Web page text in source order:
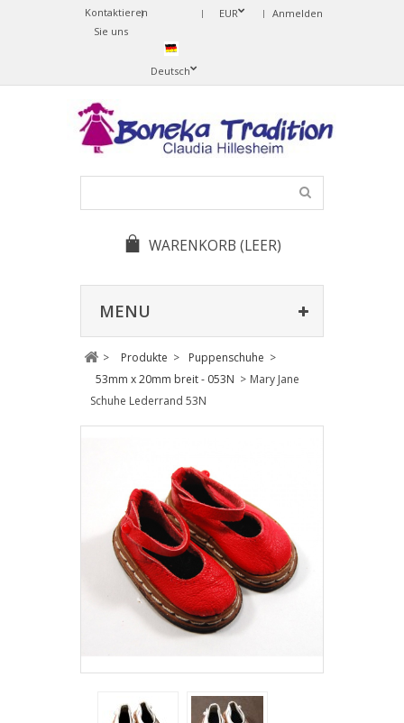
Anmelden
EUR
Deutsch
Kontaktieren
Sie uns
WARENKORB (LEER)
MENU
> Produkte > Puppenschuhe >
53mm x 20mm breit - 053N > Mary Jane
Schuhe Lederrand 53N